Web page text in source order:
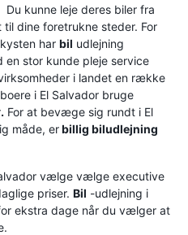
kunne leje deres biler fra
dine foretrukne steder. For
har bil udlejning
en stor kunde pleje service
i landet en række
i El Salvador bruge
. For at bevæge sig rundt i El
måde, erbillig biludlejning
vælge vælge executive
priser. Bil -udlejning i
ekstra dage når du vælger at